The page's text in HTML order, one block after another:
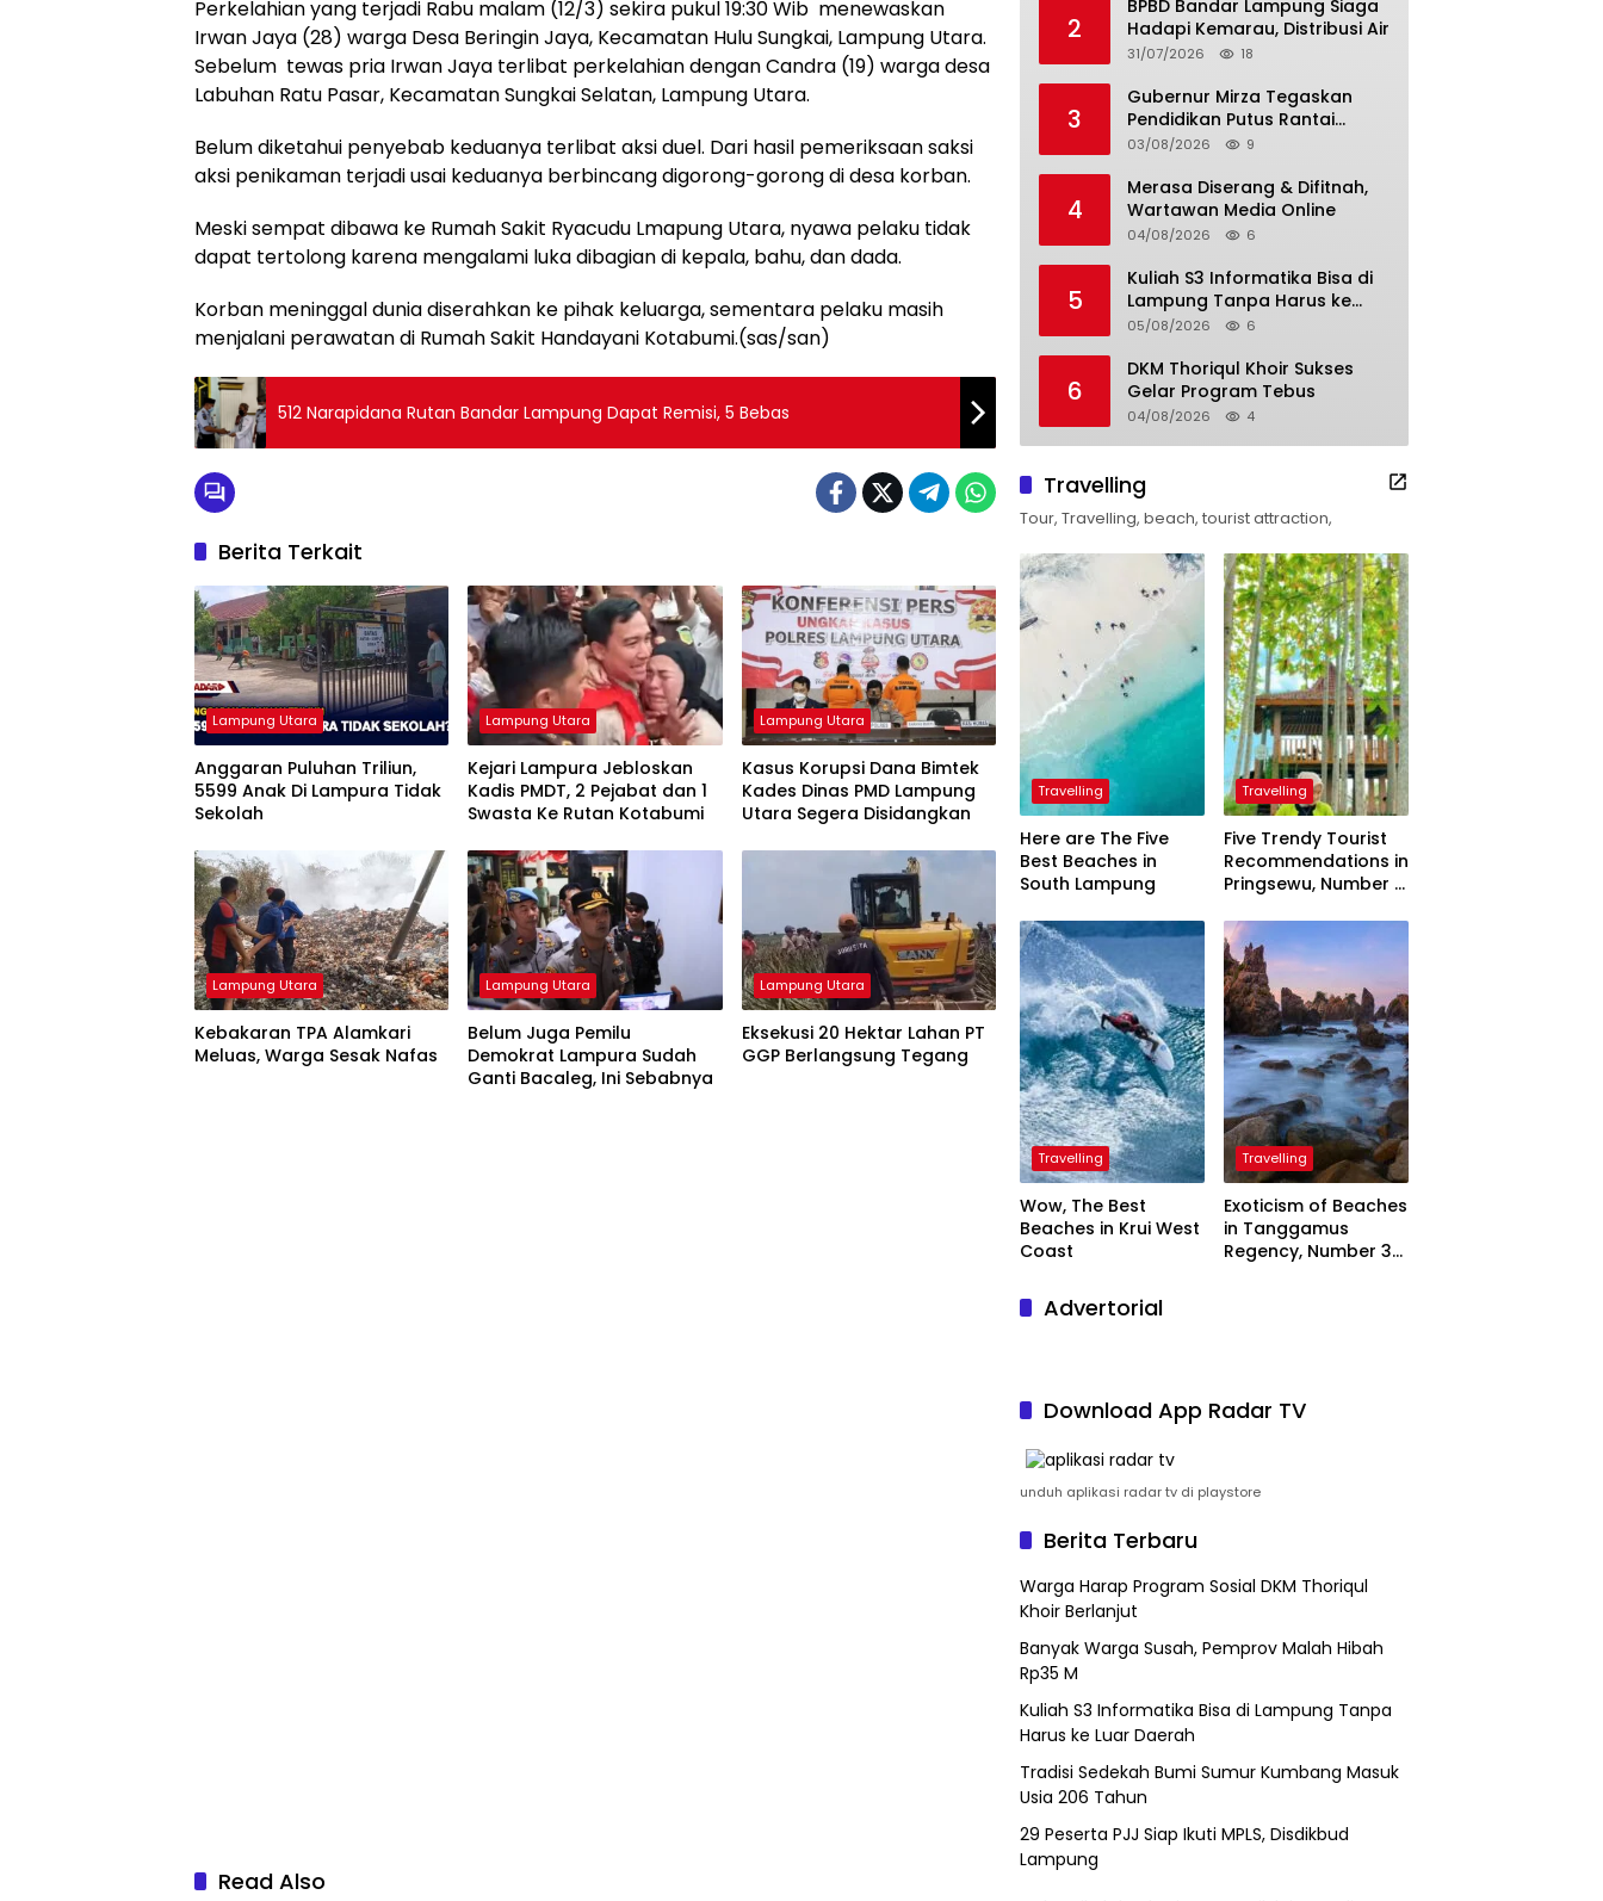
Perkelahian yang terjadi Rabu malam (12/3) sekira pukul 19:30 Wib menewaskan
Irwan Jaya (28) warga Desa Beringin Jaya, Kecamatan Hulu Sungkai, Lampung Utara.
Sebelum tewas pria Irwan Jaya terlibat perkelahian dengan Candra (19) warga desa
Labuhan Ratu Pasar, Kecamatan Sungkai Selatan, Lampung Utara.
Belum diketahui penyebab keduanya terlibat aksi duel. Dari hasil pemeriksaan saksi
aksi penikaman terjadi usai keduanya berbincang digorong-gorong di desa korban.
Meski sempat dibawa ke Rumah Sakit Ryacudu Lmapung Utara, nyawa pelaku tidak
dapat tertolong karena mengalami luka dibagian di kepala, bahu, dan dada.
Korban meninggal dunia diserahkan ke pihak keluarga, sementara pelaku masih
menjalani perawatan di Rumah Sakit Handayani Kotabumi.(sas/san)
512 Narapidana Rutan Bandar Lampung Dapat Remisi, 5 Bebas
Berita Terkait
Lampung Utara
Anggaran Puluhan Triliun,
5599 Anak Di Lampura Tidak
Sekolah
Lampung Utara
Kejari Lampura Jebloskan
Kadis PMDT, 2 Pejabat dan 1
Swasta Ke Rutan Kotabumi
Lampung Utara
Kasus Korupsi Dana Bimtek
Kades Dinas PMD Lampung
Utara Segera Disidangkan
Lampung Utara
Kebakaran TPA Alamkari
Meluas, Warga Sesak Nafas
Lampung Utara
Belum Juga Pemilu
Demokrat Lampura Sudah
Ganti Bacaleg, Ini Sebabnya
Lampung Utara
Eksekusi 20 Hektar Lahan PT
GGP Berlangsung Tegang
Read Also
2
BPBD Bandar Lampung Siaga
Hadapi Kemarau, Distribusi Air
31/07/2026 18
3
Gubernur Mirza Tegaskan
Pendidikan Putus Rantai
Kemiskinan
03/08/2026 9
4
Merasa Diserang & Difitnah,
Wartawan Media Online
04/08/2026 6
5
Kuliah S3 Informatika Bisa di
Lampung Tanpa Harus ke
Luar Daerah
05/08/2026 6
6
DKM Thoriqul Khoir Sukses
Gelar Program Tebus
04/08/2026 4
Travelling
Tour, Travelling, beach, tourist attraction,
Travelling
Here are The Five
Best Beaches in
South Lampung
Travelling
Five Trendy Tourist
Recommendations in
Pringsewu, Number 3
President
Travelling
Wow, The Best
Beaches in Krui West
Coast
Travelling
Exoticism of Beaches
in Tanggamus
Regency, Number 3
Advertorial
Download App Radar TV
unduh aplikasi radar tv di playstore
Berita Terbaru
Warga Harap Program Sosial DKM Thoriqul
Khoir Berlanjut
Banyak Warga Susah, Pemprov Malah Hibah
Rp35 M
Kuliah S3 Informatika Bisa di Lampung Tanpa
Harus ke Luar Daerah
Tradisi Sedekah Bumi Sumur Kumbang Masuk
Usia 206 Tahun
29 Peserta PJJ Siap Ikuti MPLS, Disdikbud
Lampung